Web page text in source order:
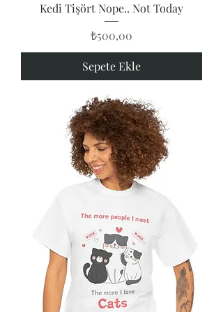
Kedi Tişört Nope.. Not Today
Fiyat
₺500,00
Sepete Ekle